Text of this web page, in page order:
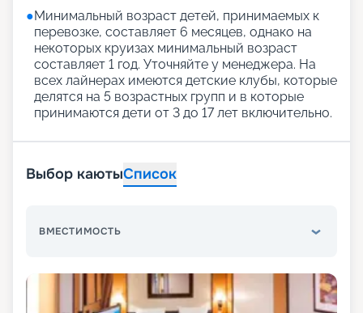
●Минимальный возраст детей, принимаемых к
перевозке, составляет 6 месяцев, однако на
некоторых круизах минимальный возраст
составляет 1 год. Уточняйте у менеджера. На
всех лайнерах имеются детские клубы, которые
делятся на 5 возрастных групп и в которые
принимаются дети от 3 до 17 лет включительно.
Выбор каютыСписок
ВМЕСТИМОСТЬ